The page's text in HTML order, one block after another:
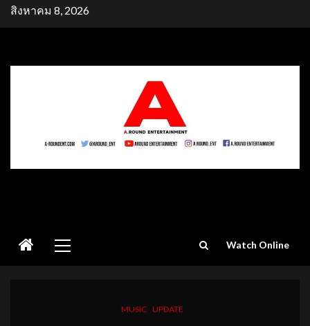
Skipสิงหาคม 8, 2026
Menu
Watch Online
MUSIC UPDATE